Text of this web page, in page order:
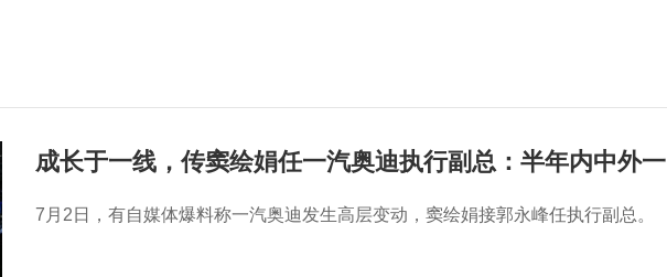
成长于一线，传窦绘娟任一汽奥迪执行副总：半年内中外一
把手均换人
7月2日，有自媒体爆料称一汽奥迪发生高层变动，窦绘娟接郭永峰任执行副总。